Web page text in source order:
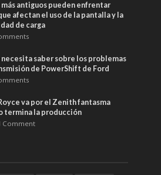
más antiguos pueden enfrentar
afectan el uso de la pantalla y la
de carga
necesita saber sobre los problemas
de PowerShift de Ford
va por el Zenith fantasma
termina la producción
Comment